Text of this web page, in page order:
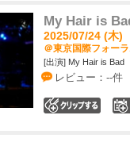
My Hair is
2025/07/24 (木
＠東京国際フォー
[出演] My Hair is Bad
レビュー：--件